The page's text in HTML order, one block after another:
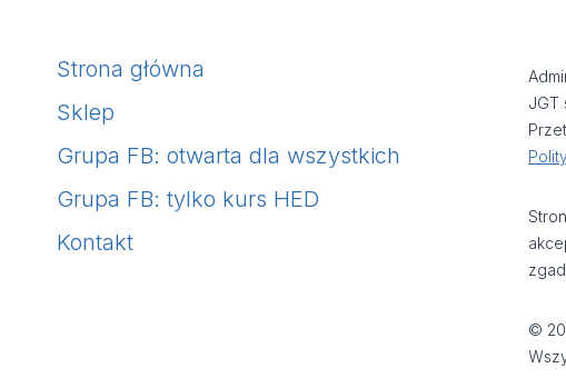
Strona główna
Sklep
Grupa FB: otwarta dla wszystkich
Grupa FB: tylko kurs HED
Kontakt
JGT
©